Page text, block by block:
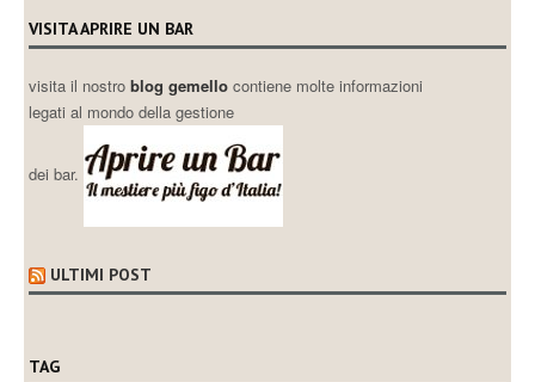
VISITA APRIRE UN BAR
visita il nostroblog gemellocontiene molte informazioni
legati al mondo della gestione
dei bar.
ULTIMI POST
TAG